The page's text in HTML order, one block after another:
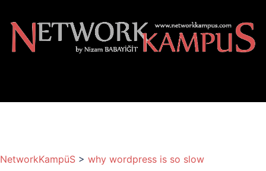
atla
NetworkKampüS > why wordpress is so slow